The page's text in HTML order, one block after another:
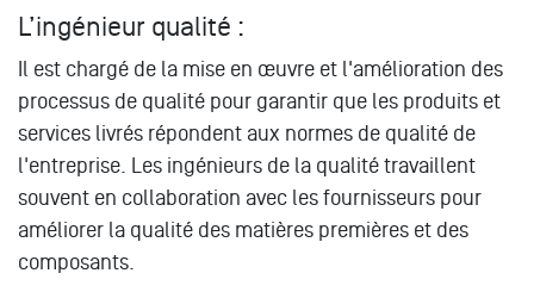
L’ingénieur qualité :
Il est chargé de la mise en œuvre et l'amélioration des
processus de qualité pour garantir que les produits et
services livrés répondent aux normes de qualité de
l'entreprise. Les ingénieurs de la qualité travaillent
souvent en collaboration avec les fournisseurs pour
améliorer la qualité des matières premières et des
composants.